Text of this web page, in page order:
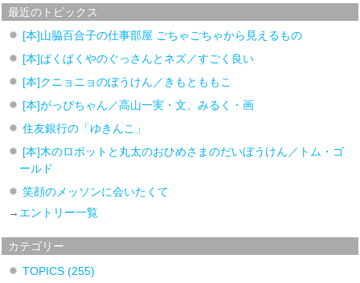
最近のトピックス
[本]山脇百合子の仕事部屋 ごちゃごちゃから見えるもの
[本]ぱくぱくやのぐっさんとネズ／すごく良い
[本]クニョニョのぼうけん／きもとももこ
[本]がっぴちゃん／高山一実・文、みるく・画
住友銀行の「ゆきんこ」
[本]木のロボットと丸太のおひめさまのだいぼうけん／トム・ゴ
ールド
笑顔のメッソンに会いたくて
→ エントリー一覧
カテゴリー
TOPICS(255)